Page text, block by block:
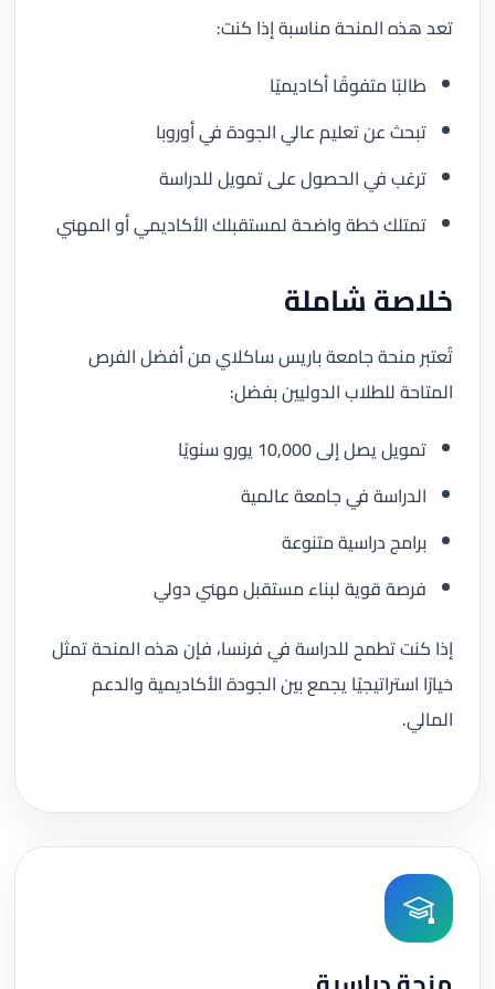
تعد هذه المنحة مناسبة إذا كنت:
طالبًا متفوقًا أكاديميًا
تبحث عن تعليم عالي الجودة في أوروبا
ترغب في الحصول على تمويل للدراسة
تمتلك خطة واضحة لمستقبلك الأكاديمي أو المهني
خلاصة شاملة
تُعتبر منحة جامعة باريس ساكلاي من أفضل الفرص
المتاحة للطلاب الدوليين بفضل:
تمويل يصل إلى 10,000 يورو سنويًا
الدراسة في جامعة عالمية
برامج دراسية متنوعة
فرصة قوية لبناء مستقبل مهني دولي
إذا كنت تطمح للدراسة في فرنسا، فإن هذه المنحة تمثل
خيارًا استراتيجيًا يجمع بين الجودة الأكاديمية والدعم
المالي.